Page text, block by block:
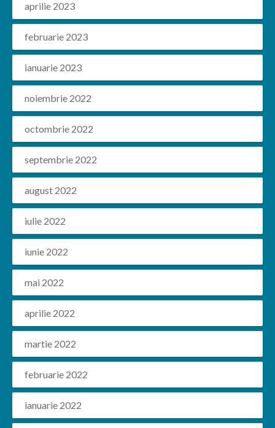
aprilie 2023
februarie 2023
ianuarie 2023
noiembrie 2022
octombrie 2022
septembrie 2022
august 2022
iulie 2022
iunie 2022
mai 2022
aprilie 2022
martie 2022
februarie 2022
ianuarie 2022